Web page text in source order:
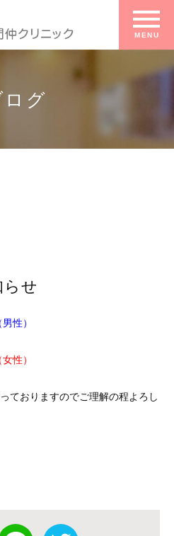
ログ
らせ
性）
性）
ておりますのでご理解の程よろし